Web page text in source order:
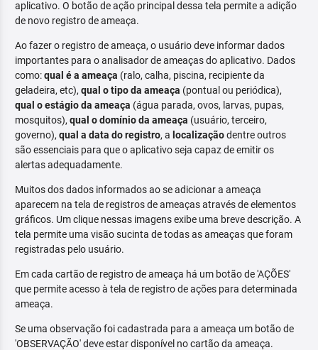
aplicativo. O botão de ação principal dessa tela permite a adição
de novo registro de ameaça.
Ao fazer o registro de ameaça, o usuário deve informar dados
importantes para o analisador de ameaças do aplicativo. Dados
como:qual é a ameaça (ralo, calha, piscina, recipiente da
geladeira, etc), qual o tipo da ameaça (pontual ou periódica),
qual o estágio da ameaça (água parada, ovos, larvas, pupas,
mosquitos), qual o domínio da ameaça (usuário, terceiro,
governo), qual a data do registro, a localizaçãodentre outros
são essenciais para que o aplicativo seja capaz de emitir os
alertas adequadamente.
Muitos dos dados informados ao se adicionar a ameaça
aparecem na tela de registros de ameaças através de elementos
gráficos. Um clique nessas imagens exibe uma breve descrição. A
tela permite uma visão sucinta de todas as ameaças que foram
registradas pelo usuário.
Em cada cartão de registro de ameaça há um botão de 'AÇÕES'
que permite acesso à tela de registro de ações para determinada
ameaça.
Se uma observação foi cadastrada para a ameaça um botão de
'OBSERVAÇÃO' deve estar disponível no cartão da ameaça.